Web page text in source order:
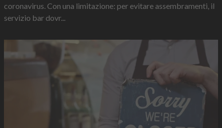
coronavirus. Con una limitazione: per evitare assembramenti, il
servizio bar dovr...